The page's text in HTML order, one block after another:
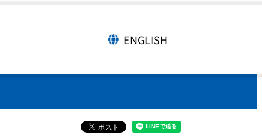
言語切り替え
ENGLISH